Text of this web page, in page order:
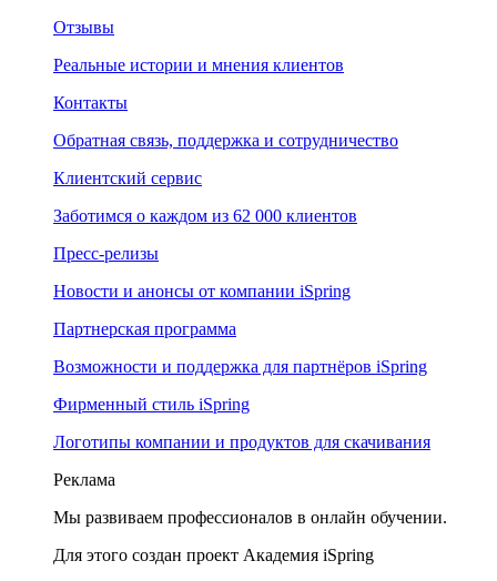
Отзывы
Реальные истории и мнения клиентов
Контакты
Обратная связь, поддержка и сотрудничество
Клиентский сервис
Заботимся о каждом из 62 000 клиентов
Пресс-релизы
Новости и анонсы от компании iSpring
Партнерская программа
Возможности и поддержка для партнёров iSpring
Фирменный стиль iSpring
Логотипы компании и продуктов для скачивания
Реклама
Мы развиваем профессионалов в онлайн обучении.
Для этого создан проект Академия iSpring